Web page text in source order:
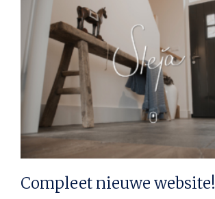
Compleet nieuwe website!